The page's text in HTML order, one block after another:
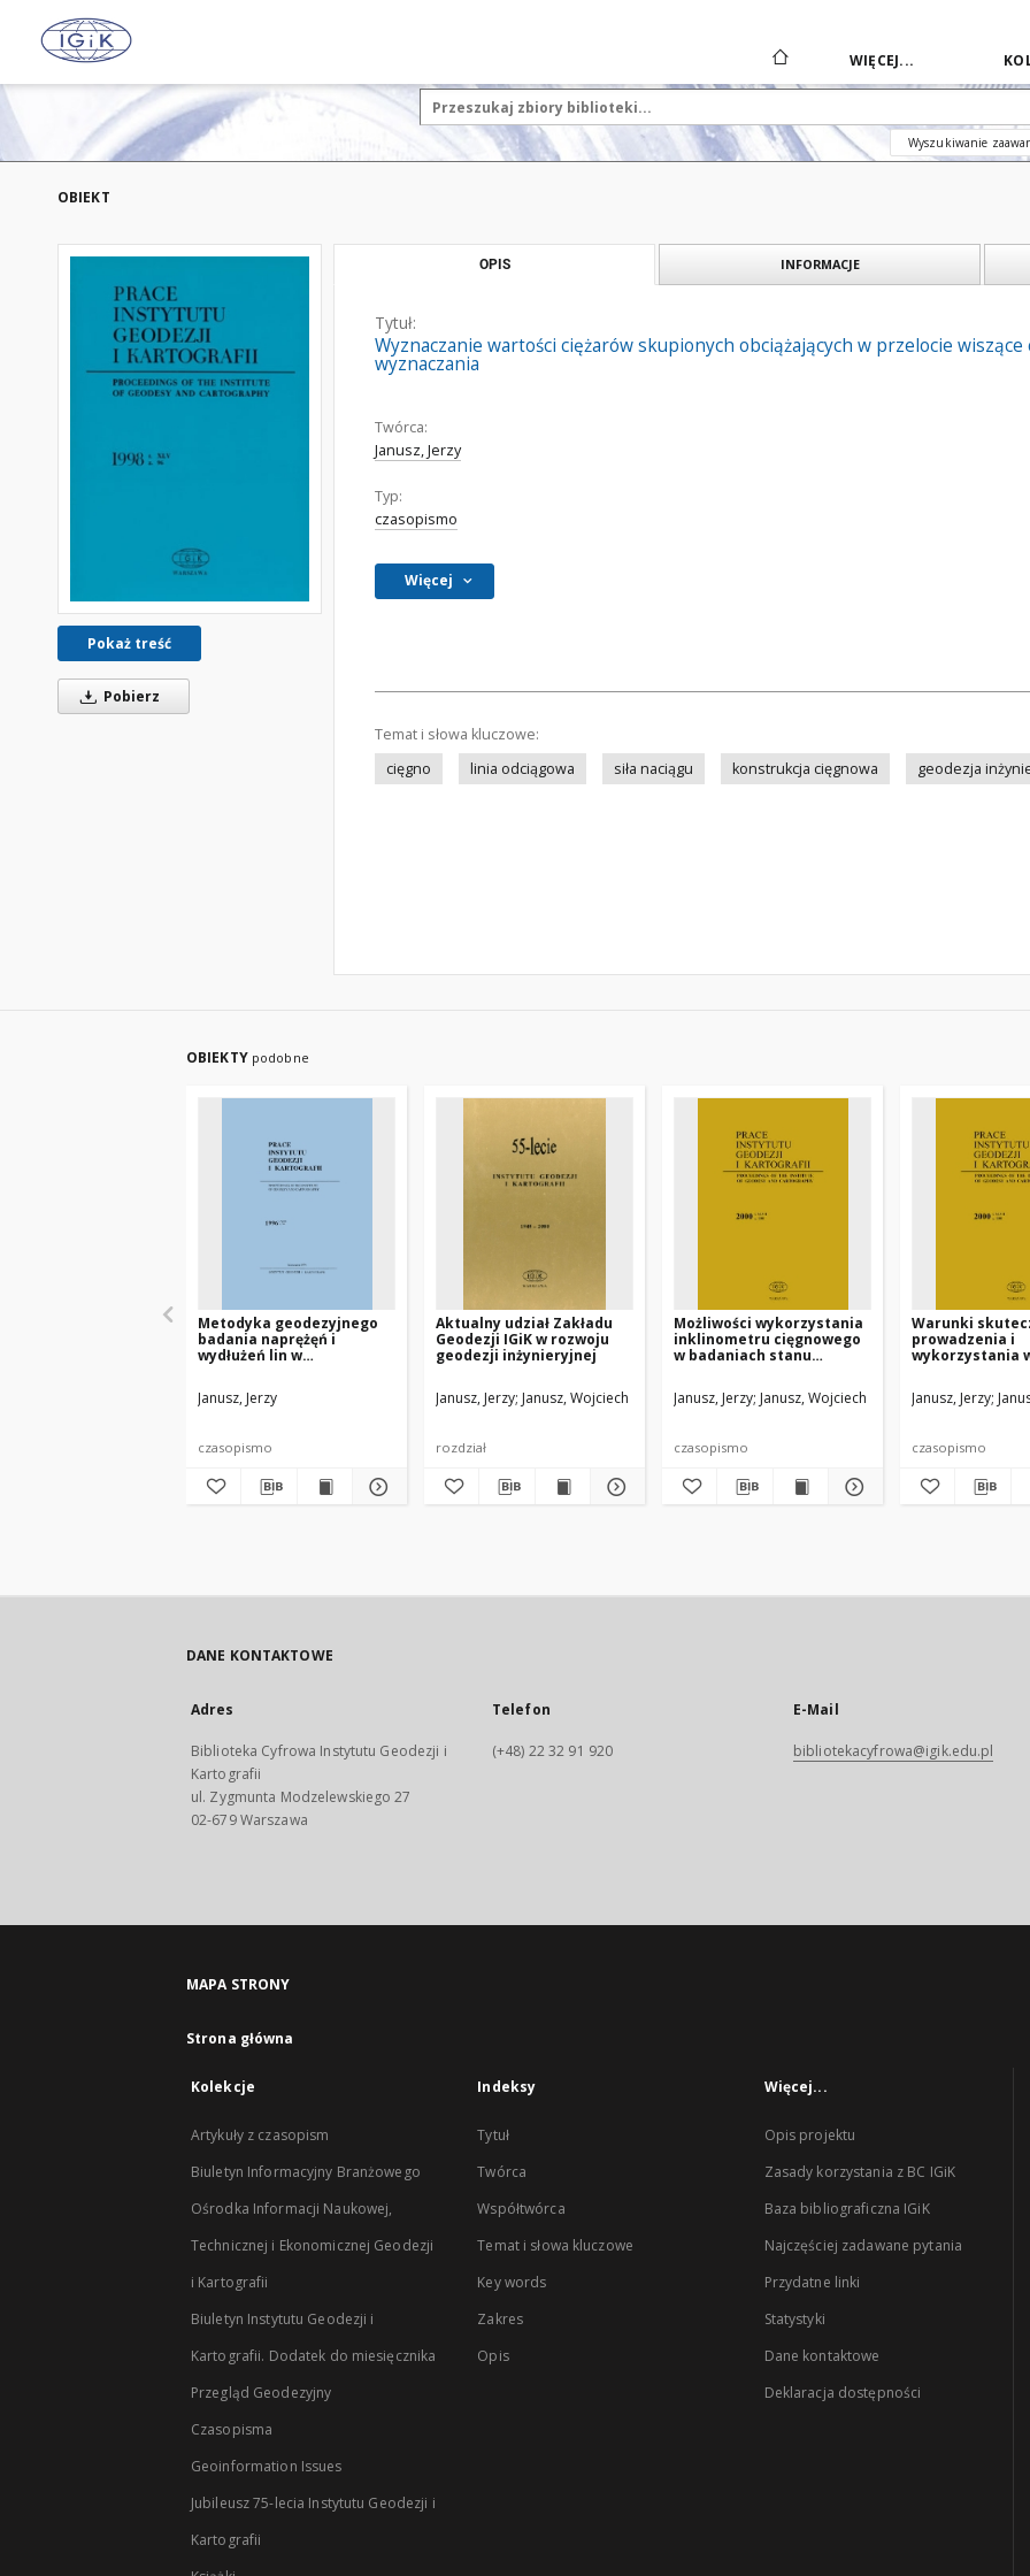
WIĘCEJ...
Wyszukiwanie
OBIEKT
Pokaż treść
Pobierz
OPIS INFORMACJE
Tytuł:
Wyznaczanie wartości ciężarów skupionych obciążających w przelocie wiszące
wyznaczania
Twórca:
Janusz, Jerzy
Typ:
czasopismo
Więcej
Temat i słowa kluczowe:
cięgno
linia odciągowa siła naciągu konstrukcja cięgnowa geodezja
OBIEKTY podobne
Metodyka geodezyjnego
badania naprężęń i
wydłużeń lin w
Janusz, Jerzy
czasopismo
Aktualny udział Zakładu
Geodezji IGiK w rozwoju
geodezji inżynieryjnej
Janusz, Jerzy Janusz, Wojciech
rozdział
Możliwości wykorzystania
inklinometru cięgnowego
w badaniach stanu
Janusz, Jerzy Janusz, Wojciech
czasopismo
Warunki
prowadzenia i
wykorzystania
deformacji
wpływu głębokich
Janusz, Jerzy
czasopismo
DANE KONTAKTOWE
Adres
Biblioteka Cyfrowa Instytutu Geodezji i
Kartografii
ul. Zygmunta Modzelewskiego 27
02-679 Warszawa
Telefon
(+48) 22 32 91 920
E-Mail
bibliotekacyfrowa@igik.edu.pl
MAPA STRONY
Strona główna
Kolekcje
Artykuły z czasopism
Biuletyn Informacyjny Branżowego
Ośrodka Informacji Naukowej,
Technicznej i Ekonomicznej Geodezji
i Kartografii
Biuletyn Instytutu Geodezji i
Kartografii. Dodatek do miesięcznika
Przegląd Geodezyjny
Czasopisma
Geoinformation Issues
Jubileusz 75-lecia Instytutu Geodezji i
Kartografii
Indeksy
Tytuł
Twórca
Współtwórca
Temat i słowa kluczowe
Key words
Zakres
Opis
Więcej...
Opis projektu
Zasady korzystania z BC IGiK
Baza bibliograficzna IGiK
Najczęściej zadawane pytania
Przydatne linki
Statystyki
Dane kontaktowe
Deklaracja dostępności